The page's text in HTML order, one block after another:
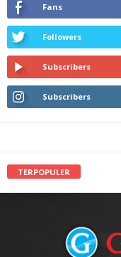
Fans
Followers
Subscribers
Subscribers